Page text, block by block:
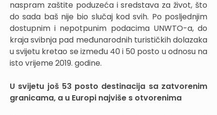
naspram zaštite poduzeća i sredstava za život, što
do sada baš nije bio slučaj kod svih. Po posljednjim
dostupnim i nepotpunim podacima UNWTO-a, do
kraja svibnja pad međunarodnih turističkih dolazaka
u svijetu kretao se između 40 i 50 posto u odnosu na
isto vrijeme 2019. godine.
U svijetu još 53 posto destinacija sa zatvorenim
granicama, a u Europi najviše s otvorenima